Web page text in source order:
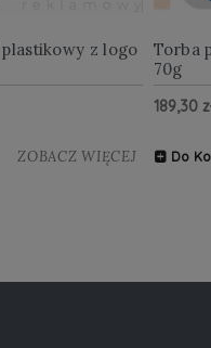
z logo
ZOBACZ WIĘCEJ
Torba
70g
189,30
Do